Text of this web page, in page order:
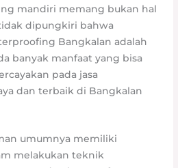
mandiri memang bukan hal
dipungkiri bahwa
Bangkalan adalah
banyak manfaat yang bisa
pada jasa
dan terbaik di Bangkalan
umumnya memiliki
melakukan teknik